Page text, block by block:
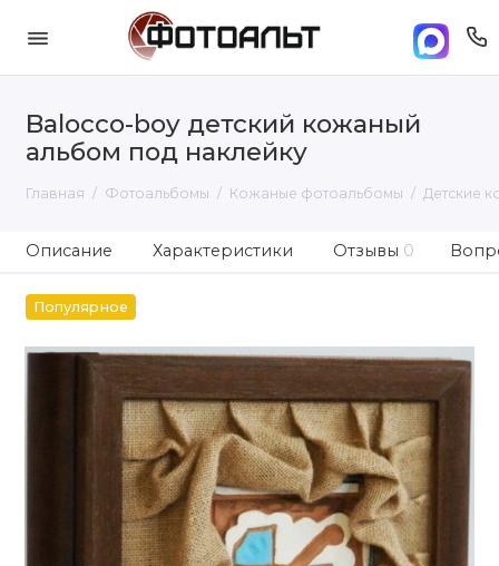
Balocco-boy детский кожаный
альбом под наклейку
Главная Фотоальбомы Кожаные фотоальбомы Детские
Описание Характеристики Отзывы 0
Популярное